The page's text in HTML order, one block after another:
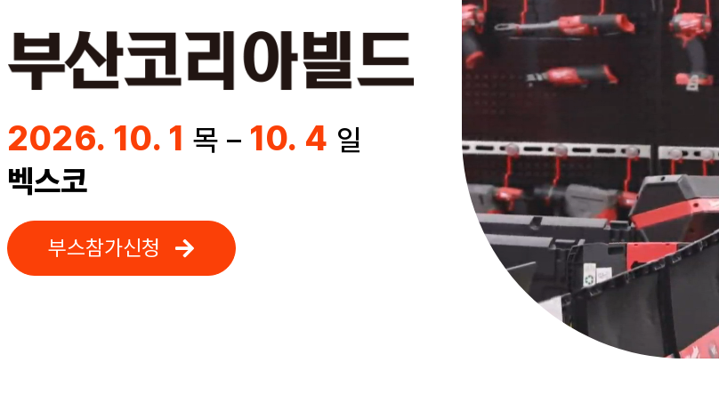
2026. 10. 1목 – 10. 4 일
벡스코
부스참가신청